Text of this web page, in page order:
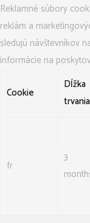
Reklamné súbory
reklám a
sledujú návštevníkov
informácie na
Cookie
Dĺžka
trvania
fr
3